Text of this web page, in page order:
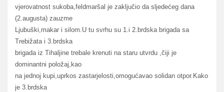
vjerovatnost sukoba,feldmaršal je zaključio da sljedećeg dana
(2.augusta) zauzme
Ljubuški,makar i silom.U tu svrhu su 1.i 2.brdska brigada sa
Trebižata i 3.brdska
brigada iz Tihaljine trebale krenuti na staru utvrdu ,čiji je
dominantni položaj,kao
na jednoj kupi,uprkos zastarjelosti,omogućavao solidan otpor.Kako
je 3.brdska